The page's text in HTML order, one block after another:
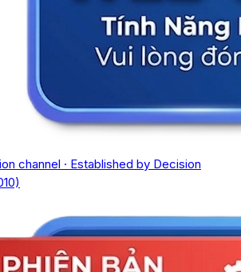
channel · Established by Decision